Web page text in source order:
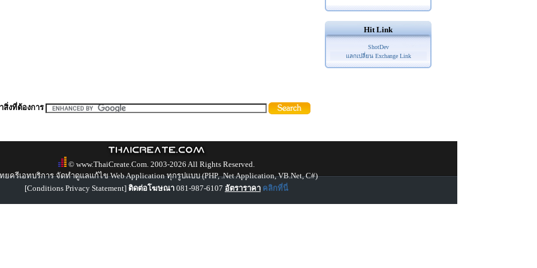
Hit Link
ShotDev
แลกเปลี่ยน Exchange Link
สิ่งที่ต้องการ
© www.ThaiCreate.Com. 2003-2026 All Rights Reserved.
ยครีเอทบริการ จัดทำดูแลแก้ไข Web Application ทุกรูปแบบ (PHP, .Net Application, VB.Net, C#)
[Conditions Privacy Statement] ติดต่อโฆษณา 081-987-6107 อัตราราคา คลิกที่นี่